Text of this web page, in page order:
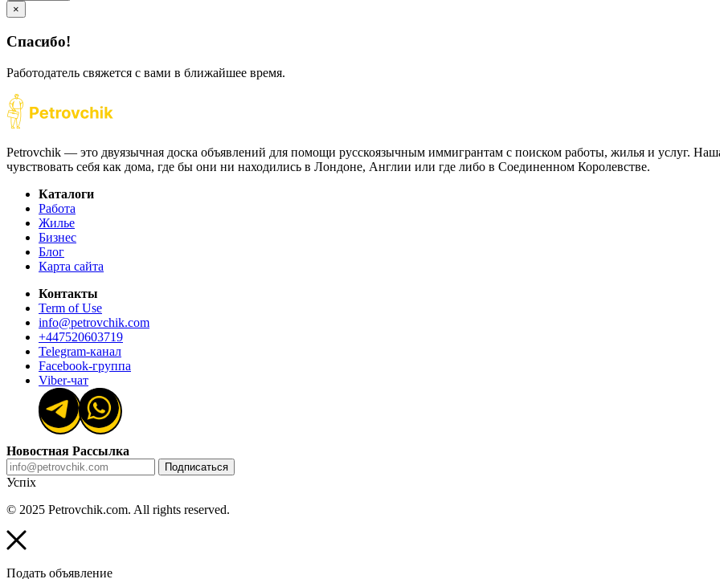
×
Спасибо!
Работодатель свяжется с вами в ближайшее время.
Petrovchik — это двуязычная доска объявлений для помощи русскоязычным иммигрантам с поиском работы, жилья и услуг.
чувствовать себя как дома, где бы они ни находились в Лондоне, Англии или где либо в Соединенном Королевстве.
Каталоги
Работа
Жилье
Бизнес
Блог
Карта сайта
Контакты
Term of Use
info@petrovchik.com
+447520603719
Telegram-канал
Facebook-группа
Viber-чат
Новостная Рассылка
Подписаться
Успіх
© 2025 Petrovchik.com. All rights reserved.
Подать объявление